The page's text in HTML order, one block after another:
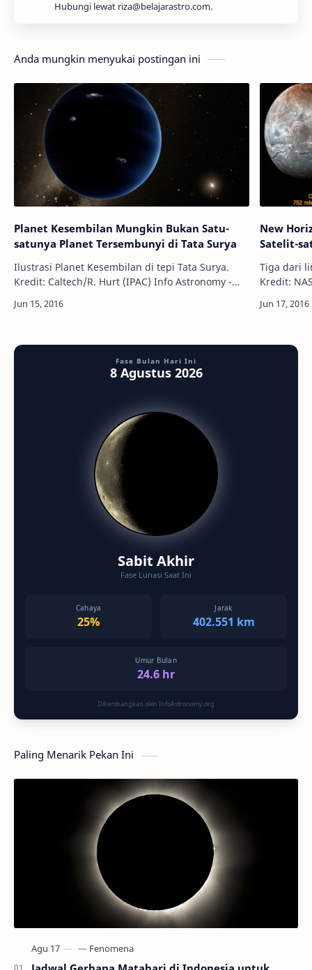
Hubungi lewat riza@belajarastro.com.
Anda mungkin menyukai postingan ini
Planet Kesembilan Mungkin Bukan Satu-
satunya Planet Tersembunyi di Tata Surya
Ilustrasi Planet Kesembilan di tepi Tata Surya.
Kredit: Caltech/R. Hurt (IPAC) Info Astronomy -
ramai meneliti ketika dua astron…
New
Satelit-
Tiga dari
Kredit: NASA/
satelit
Fase Bulan Hari Ini
8 Agustus 2026
Sabit Akhir
Fase Lunasi Saat Ini
Cahaya
25%
Jarak
402.551 km
Umur Bulan
24.6 hr
Dikembangkan oleh InfoAstronomy.org
Paling Menarik Pekan Ini